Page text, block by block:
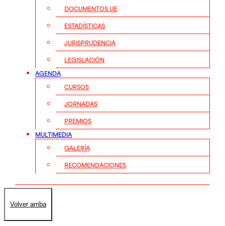
DOCUMENTOS UE
ESTADÍSTICAS
JURISPRUDENCIA
LEGISLACIÓN
AGENDA
CURSOS
JORNADAS
PREMIOS
MULTIMEDIA
GALERÍA
RECOMENDACIONES
Volver arriba